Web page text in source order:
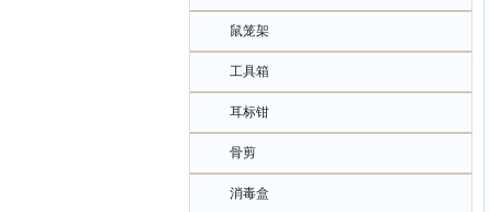
鼠笼架
工具箱
耳标钳
骨剪
消毒盒